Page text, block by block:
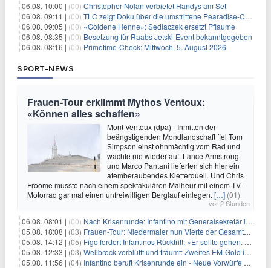
06.08. 10:00 | (00) Christopher Nolan verbietet Handys am Set
06.08. 09:11 | (00) TLC zeigt Doku über die umstrittene Pearadise-Community
06.08. 09:05 | (00) «Goldene Henne»: Sedlaczek ersetzt Pflaume
06.08. 08:35 | (00) Besetzung für Raabs Jetski-Event bekanntgegeben
06.08. 08:16 | (00) Primetime-Check: Mittwoch, 5. August 2026
SPORT-NEWS
Frauen-Tour erklimmt Mythos Ventoux:
«Können alles schaffen»
Mont Ventoux (dpa) - Inmitten der
beängstigenden Mondlandschaft fiel Tom
Simpson einst ohnmächtig vom Rad und
wachte nie wieder auf. Lance Armstrong
und Marco Pantani lieferten sich hier ein
atemberaubendes Kletterduell. Und Chris
Froome musste nach einem spektakulären Malheur mit einem TV-
Motorrad gar mal einen unfreiwilligen Berglauf einlegen. […] (01)
vor 2 Stunden
06.08. 08:01 | (00) Nach Krisenrunde: Infantino mit Generalsekretär im Stadion
05.08. 18:08 | (03) Frauen-Tour: Niedermaier nun Vierte der Gesamtwertung
05.08. 14:12 | (05) Figo fordert Infantinos Rücktritt: «Er sollte gehen. Jetzt»
05.08. 12:33 | (03) Wellbrock verblüfft und träumt: Zweites EM-Gold in Paris
05.08. 11:56 | (04) Infantino beruft Krisenrunde ein - Neue Vorwürfe gegen FIFA